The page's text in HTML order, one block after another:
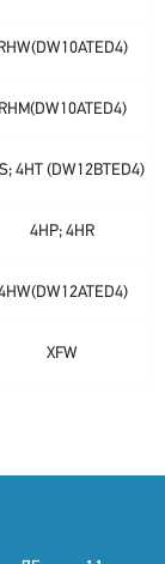
RHM(DW10ATED4)
4HT (DW12BTED4)
4HP; 4HR
XFW